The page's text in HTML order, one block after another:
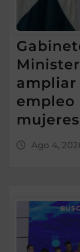
ampliar
empleo
Ago 4,